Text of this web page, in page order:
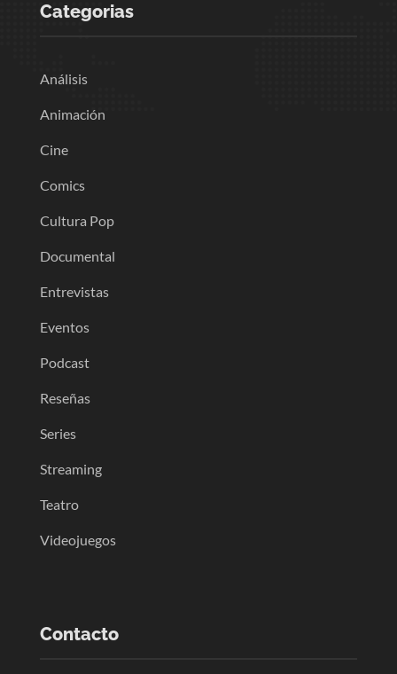
Categorias
Análisis
Animación
Cine
Comics
Cultura Pop
Documental
Entrevistas
Eventos
Podcast
Reseñas
Series
Streaming
Teatro
Videojuegos
Contacto